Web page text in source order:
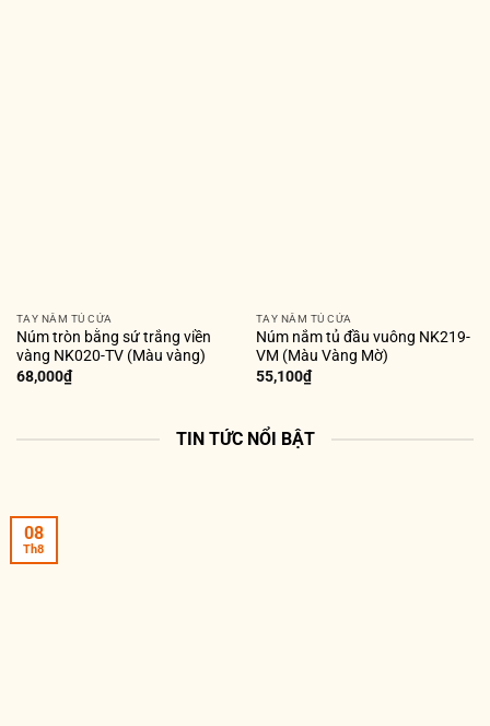
TAY NẮM TỦ CỬA
Núm tròn bằng sứ trắng viền
vàng NK020-TV (Màu vàng)
68,000₫
TAY NẮM TỦ CỬA
Núm nắm tủ đầu vuông NK219-
VM (Màu Vàng Mờ)
55,100₫
TIN TỨC NỔI BẬT
08
Th8